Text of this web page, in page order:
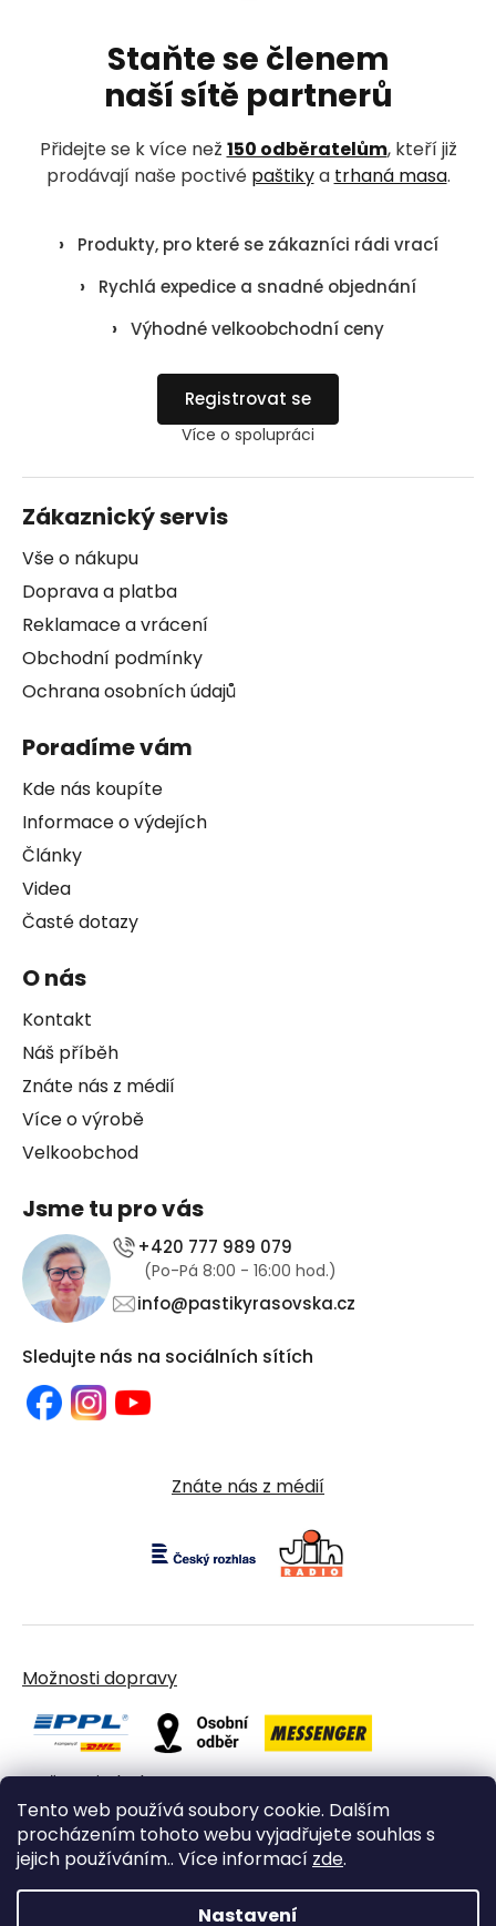
Tento web používá soubory cookie. Dalším
procházením tohoto webu vyjadřujete souhlas s
jejich používáním.. Více informací zde.
Nastavení
Staňte se členem
naší sítě partnerů
Přidejte se k více než 150 odběratelům, kteří již
prodávají naše poctivé paštikya trhaná masa.
›
Produkty, pro které se zákazníci rádi vrací
›
Rychlá expedice a snadné objednání
› Výhodné velkoobchodní ceny
Registrovat se
Více o spolupráci
Zákaznický servis
Vše o nákupu
Doprava a platba
Reklamace a vrácení
Obchodní podmínky
Ochrana osobních údajů
Poradíme vám
Kde nás koupíte
Informace o výdejích
Články
Videa
Časté dotazy
O nás
Kontakt
Náš příběh
Znáte nás z médií
Více o výrobě
Velkoobchod
Jsme tu pro vás
+420 777 989 079
(Po-Pá 8:00 - 16:00 hod.)
info@pastikyrasovska.cz
Sledujte nás na sociálních sítích
Znáte nás z médií
Možnosti dopravy
Možnosti platby